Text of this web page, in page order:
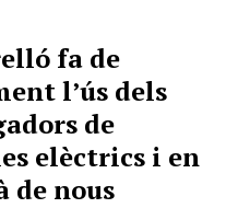
fa de
l’ús dels
de
elèctrics i en
de nous